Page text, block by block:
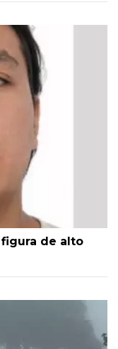
de alto